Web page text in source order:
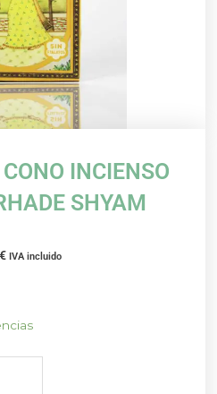
INCIENSO
SHYAM
€ IVA incluido